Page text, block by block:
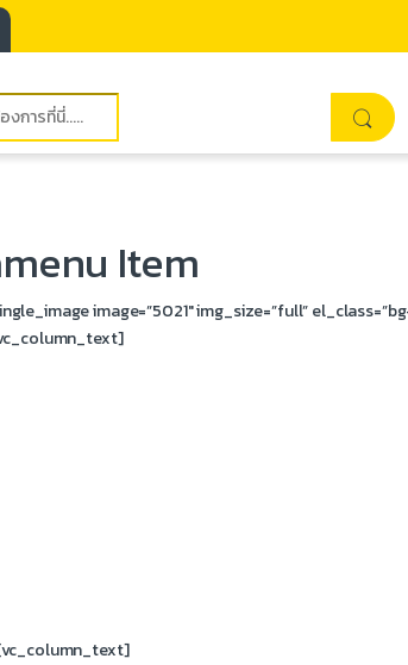
Item
image=”5021″ img_size=”full”